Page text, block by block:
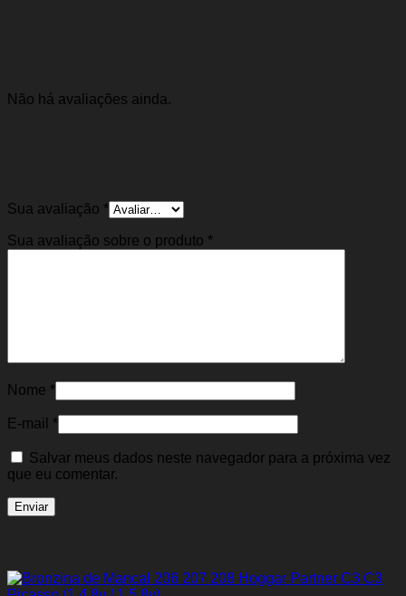
Não há avaliações ainda.
Sua avaliação *
Sua avaliação sobre o produto *
Nome *
E-mail *
Salvar meus dados neste navegador para a próxima vez
que eu comentar.